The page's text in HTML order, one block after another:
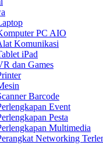
PC AIO
Komunikasi
iPad
dan Games
Barcode
Event
Pesta
Multimedia
Networking